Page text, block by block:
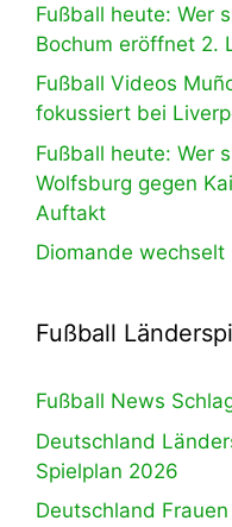
Fußball heute: Wer
Bochum eröffnet 2.
Fußball Videos
fokussiert bei
Fußball heute: Wer
Wolfsburg gegen
Auftakt
Diomande wechselt
Fußball
Fußball News
Deutschland
Spielplan 2026
Deutschland